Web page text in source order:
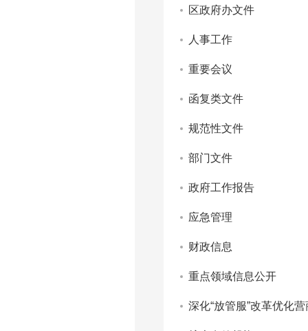
区政府办文件
人事工作
重要会议
函复类文件
规范性文件
部门文件
政府工作报告
应急管理
财政信息
重点领域信息公开
深化“放管服”改革优化